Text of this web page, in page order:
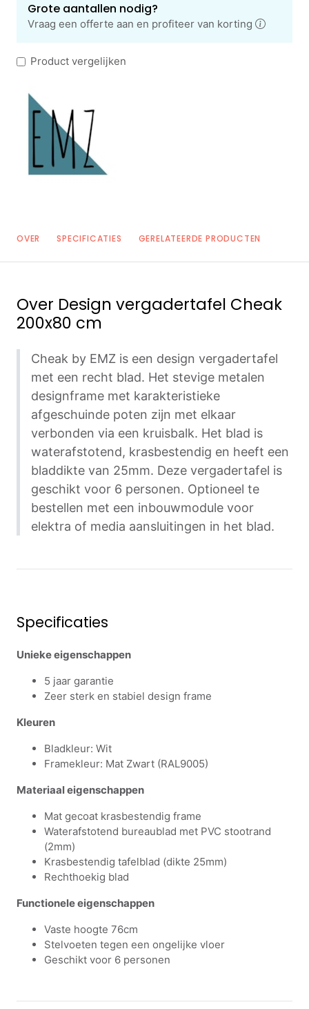
Grote aantallen nodig?
Vraag een offerte aan en profiteer van korting
Product vergelijken
OVER SPECIFICATIES GERELATEERDE PRODUCTEN
Over Design vergadertafel Cheak
200x80 cm
Cheak by EMZ is een design vergadertafel
met een recht blad. Het stevige metalen
designframe met karakteristieke
afgeschuinde poten zijn met elkaar
verbonden via een kruisbalk. Het blad is
waterafstotend, krasbestendig en heeft een
bladdikte van 25mm. Deze vergadertafel is
geschikt voor 6 personen. Optioneel te
bestellen met een inbouwmodule voor
elektra of media aansluitingen in het blad.
Specificaties
Unieke eigenschappen
5 jaar garantie
Zeer sterk en stabiel design frame
Kleuren
Bladkleur: Wit
Framekleur: Mat Zwart (RAL9005)
Materiaal eigenschappen
Mat gecoat krasbestendig frame
Waterafstotend bureaublad met PVC stootrand
(2mm)
Krasbestendig tafelblad (dikte 25mm)
Rechthoekig blad
Functionele eigenschappen
Vaste hoogte 76cm
Stelvoeten tegen een ongelijke vloer
Geschikt voor 6 personen